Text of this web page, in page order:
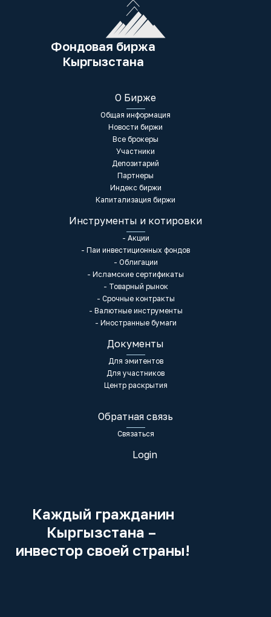
Фондовая биржа
Кыргызстана
О Бирже
Общая информация
Новости биржи
Все брокеры
Участники
Депозитарий
Партнеры
Индекс биржи
Капитализация биржи
Инструменты и котировки
- Акции
- Паи инвестиционных фондов
- Облигации
- Исламские сертификаты
- Товарный рынок
- Срочные контракты
- Валютные инструменты
- Иностранные бумаги
Документы
Для эмитентов
Для участников
Центр раскрытия
Обратная связь
Связаться
Login
Каждый гражданин
Кыргызстана –
инвестор своей страны!